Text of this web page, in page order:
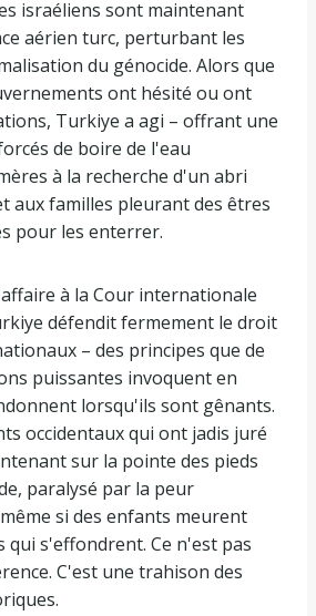
israéliens sont maintenant
aérien turc, perturbant les
du génocide. Alors que
ont hésité ou ont
Turkiye a agi – offrant une
de boire de l'eau
à la recherche d'un abri
aux familles pleurant des êtres
pour les enterrer.
à la Cour internationale
défendit fermement le droit
– des principes que de
puissantes invoquent en
lorsqu'ils sont gênants.
occidentaux qui ont jadis juré
sur la pointe des pieds
paralysé par la peur
si des enfants meurent
qui s'effondrent. Ce n'est pas
C'est une trahison des